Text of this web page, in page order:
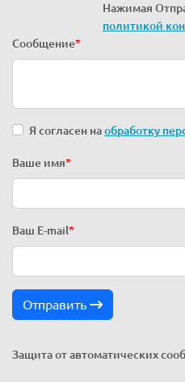
Нажимая
политикой
Сообщение*
Я согласен наобработку
Ваше имя*
Ваш E-mail*
Отправить
Защита от автоматических